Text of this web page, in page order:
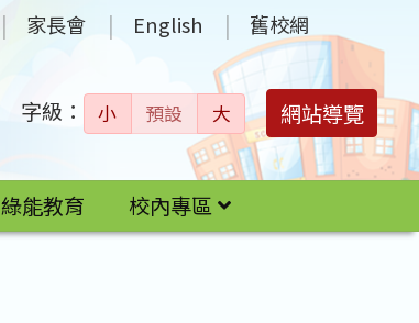
家長會 English 舊校網
字級： 小 預設 大 網站導覽
綠能教育
校內專區